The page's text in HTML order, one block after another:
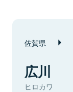
佐賀県
広川
ヒロカワ